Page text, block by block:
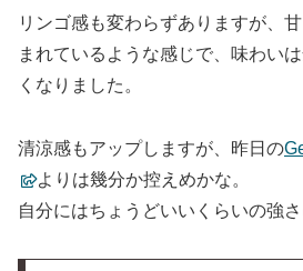
リンゴ感も変わらずありますが、
まれているような感じで、味わい
くなりました。
清涼感もアップしますが、昨日の
よりは幾分か控えめかな。
自分にはちょうどいいくらいの強さ